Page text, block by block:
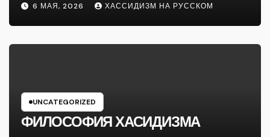
6 МАЯ, 2026 ХАССИДИЗМ НА РУССКОМ
UNCATEGORIZED
ФИЛОСОФИЯ ХАСИДИЗМА